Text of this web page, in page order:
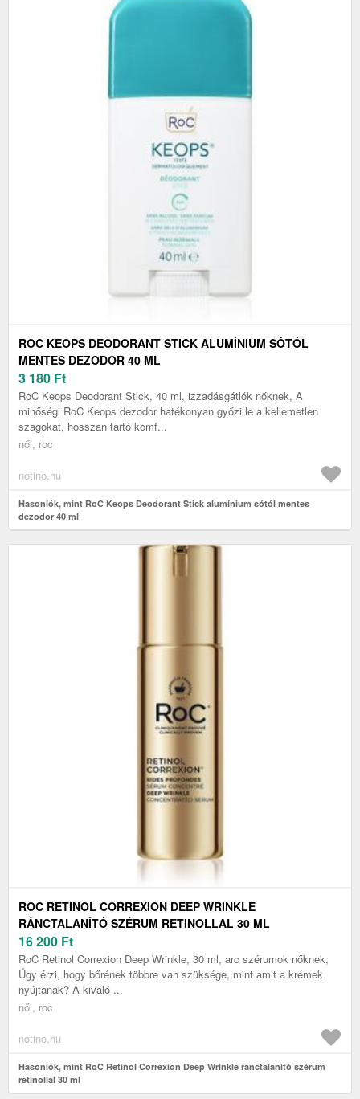
ROC KEOPS DEODORANT STICK ALUMÍNIUM SÓTÓL
MENTES DEZODOR 40 ML
3 180 Ft
RoC Keops Deodorant Stick, 40 ml, izzadásgátlók nőknek, A
minőségi RoC Keops dezodor hatékonyan győzi le a kellemetlen
szagokat, hosszan tartó komf...
női, roc
notino.hu
Hasonlók, mint RoC Keops Deodorant Stick alumínium sótól mentes
dezodor 40 ml
ROC RETINOL CORREXION DEEP WRINKLE
RÁNCTALANÍTÓ SZÉRUM RETINOLLAL 30 ML
16 200 Ft
RoC Retinol Correxion Deep Wrinkle, 30 ml, arc szérumok nőknek,
Úgy érzi, hogy bőrének többre van szüksége, mint amit a krémek
nyújtanak? A kiváló ...
női, roc
notino.hu
Hasonlók, mint RoC Retinol Correxion Deep Wrinkle ránctalanító szérum
retinollal 30 ml